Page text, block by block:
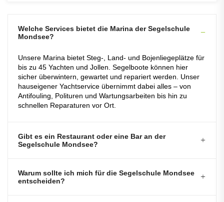
Welche Services bietet die Marina der Segelschule
Mondsee?
Unsere Marina bietet Steg-, Land- und Bojenliegeplätze für
bis zu 45 Yachten und Jollen. Segelboote können hier
sicher überwintern, gewartet und repariert werden. Unser
hauseigener Yachtservice übernimmt dabei alles – von
Antifouling, Polituren und Wartungsarbeiten bis hin zu
schnellen Reparaturen vor Ort.
Gibt es ein Restaurant oder eine Bar an der
Segelschule Mondsee?
Warum sollte ich mich für die Segelschule Mondsee
entscheiden?